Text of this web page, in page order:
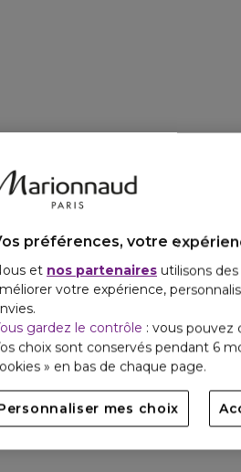
préférences, votre
et nos partenaires utilisons
votre expérience,
gardez le contrôle : vous
choix sont conservés pendant 6
» en bas de chaque page.
mes choix